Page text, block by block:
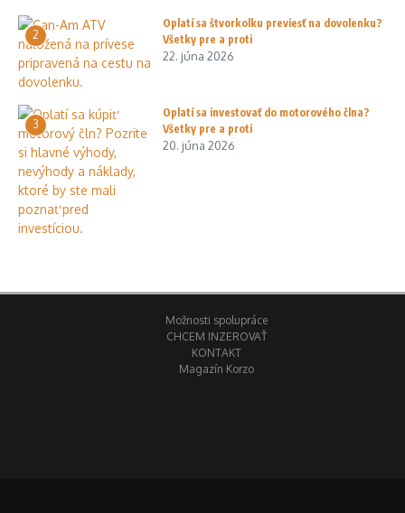
2
Oplatí sa štvorkolku previesť na dovolenku?
Všetky pre a proti
22. júna 2026
3
Oplatí sa investovať do motorového člna?
Všetky pre a proti
20. júna 2026
Možnosti spolupráce
CHCEM INZEROVAŤ
KONTAKT
Magazín Korzo